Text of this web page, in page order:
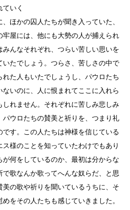
ていく
ほかの囚人たちが聞き入っていた、
牢屋には、他にも大勢の人が捕えられ
んなそれぞれ、つらい苦しい思いを
いたでしょう。つらさ、苦しさの中で
た人もいたでしょうし、パウロたち
いのに、人に恨まれてここに入れら
れません。それぞれに苦しみ悲しみ
パウロたちの賛美と祈りを、つまり礼
す。この人たちは神様を信じている
様のことを知っていたわけでもあり
が何をしているのか、最初は分からな
歌なんか歌ってへんな奴らだ、と思
美の歌や祈りを聞いているうちに、そ
をその人たちも感じていきました。